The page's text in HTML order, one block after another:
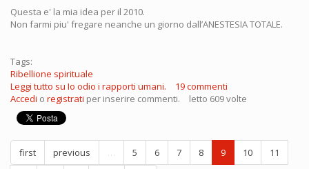
Questa e' la mia idea per il 2010.
Non farmi piu' fregare neanche un giorno dall’ANESTESIA TOTALE.
Tags:
Ribellione spirituale
Leggi tutto su Io odio i rapporti umani.
19 commenti
Accedi o registrati per inserire commenti. letto 609 volte
first previous … 5 6 7 8 9 10
11